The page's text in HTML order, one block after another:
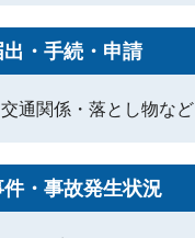
・手続・申請
交通関係・落とし物など
・事故発生状況